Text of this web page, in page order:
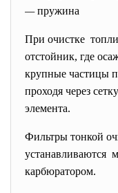
—пружина
При очистке
отстойник, где
крупные частицы
проходя через
элемента.
Фильтры тонкой
устанавливаются
карбюратором.